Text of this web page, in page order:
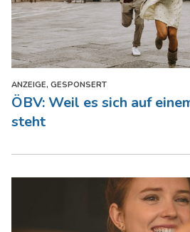
ANZEIGE, GESPONSERT
ÖBV: Weil es sich auf
steht